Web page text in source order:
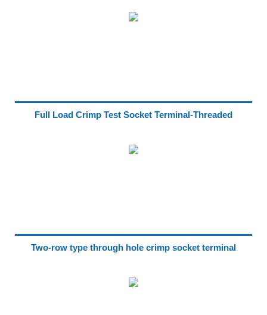
Full Load Crimp Test Socket Terminal-Threaded
Two-row type through hole crimp socket terminal